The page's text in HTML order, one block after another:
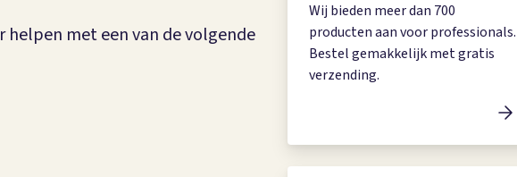
helpen met een van de volgende
Wij bieden meer dan 700
producten aan voor professionals.
Bestel gemakkelijk met gratis
verzending.